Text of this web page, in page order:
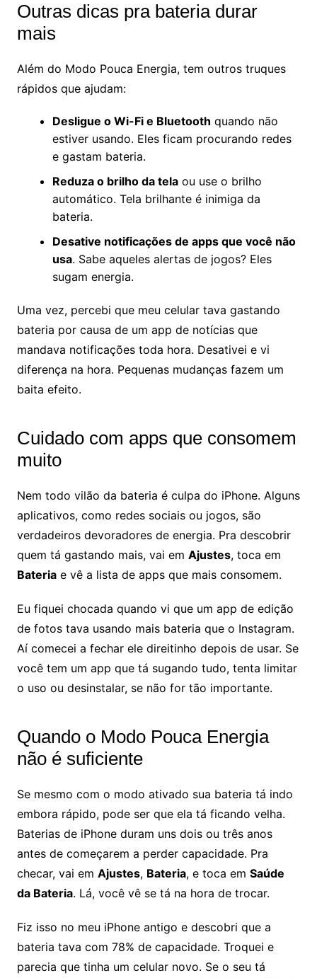
Outras dicas pra bateria durar
mais
Além do Modo Pouca Energia, tem outros truques
rápidos que ajudam:
Desligue o Wi-Fi e Bluetooth quando não
estiver usando. Eles ficam procurando redes
e gastam bateria.
Reduza o brilho da telaou use o brilho
automático. Tela brilhante é inimiga da
bateria.
Desative notificações de apps que você não
usa. Sabe aqueles alertas de jogos? Eles
sugam energia.
Uma vez, percebi que meu celular tava gastando
bateria por causa de um app de notícias que
mandava notificações toda hora. Desativei e vi
diferença na hora. Pequenas mudanças fazem um
baita efeito.
Cuidado com apps que consomem
muito
Nem todo vilão da bateria é culpa do iPhone. Alguns
aplicativos, como redes sociais ou jogos, são
verdadeiros devoradores de energia. Pra descobrir
quem tá gastando mais, vai em Ajustes, toca em
Bateriae vê a lista de apps que mais consomem.
Eu fiquei chocada quando vi que um app de edição
de fotos tava usando mais bateria que o Instagram.
Aí comecei a fechar ele direitinho depois de usar. Se
você tem um app que tá sugando tudo, tenta limitar
o uso ou desinstalar, se não for tão importante.
Quando o Modo Pouca Energia
não é suficiente
Se mesmo com o modo ativado sua bateria tá indo
embora rápido, pode ser que ela tá ficando velha.
Baterias de iPhone duram uns dois ou três anos
antes de começarem a perder capacidade. Pra
checar, vai em Ajustes, Bateria, e toca em Saúde
da Bateria. Lá, você vê se tá na hora de trocar.
Fiz isso no meu iPhone antigo e descobri que a
bateria tava com 78% de capacidade. Troquei e
parecia que tinha um celular novo. Se o seu tá